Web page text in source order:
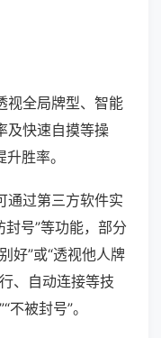
视全局牌型、智能
及快速自摸等操
胜率。
通过第三方软件实
封号”等功能，部分
好”或“透视他人牌
、自动连接等技
被封号”。